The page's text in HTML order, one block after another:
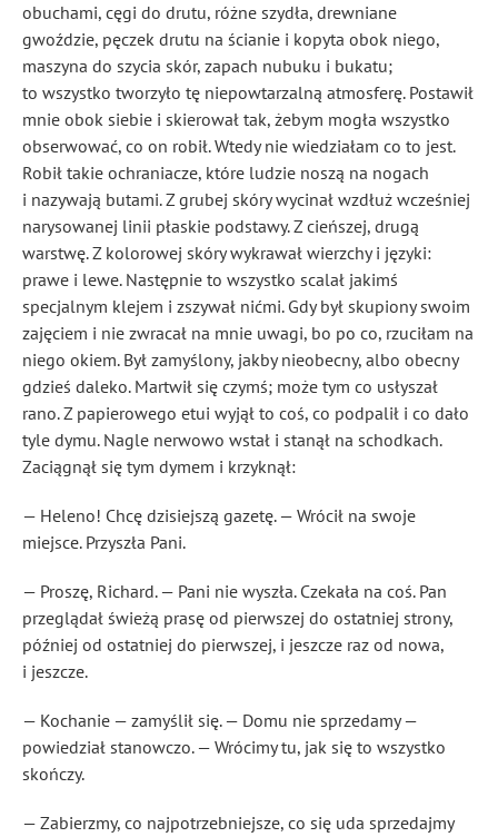
obuchami, cęgi do drutu, różne szydła, drewniane
gwoździe, pęczek drutu na ścianie i kopyta obok niego,
maszyna do szycia skór, zapach nubuku i bukatu;
to wszystko tworzyło tę niepowtarzalną atmosferę. Postawił
mnie obok siebie i skierował tak, żebym mogła wszystko
obserwować, co on robił. Wtedy nie wiedziałam co to jest.
Robił takie ochraniacze, które ludzie noszą na nogach
i nazywają butami. Z grubej skóry wycinał wzdłuż wcześniej
narysowanej linii płaskie podstawy. Z cieńszej, drugą
warstwę. Z kolorowej skóry wykrawał wierzchy i języki:
prawe i lewe. Następnie to wszystko scalał jakimś
specjalnym klejem i zszywał nićmi. Gdy był skupiony swoim
zajęciem i nie zwracał na mnie uwagi, bo po co, rzuciłam na
niego okiem. Był zamyślony, jakby nieobecny, albo obecny
gdzieś daleko. Martwił się czymś; może tym co usłyszał
rano. Z papierowego etui wyjął to coś, co podpalił i co dało
tyle dymu. Nagle nerwowo wstał i stanął na schodkach.
Zaciągnął się tym dymem i krzyknął:
— Heleno! Chcę dzisiejszą gazetę. — Wrócił na swoje
miejsce. Przyszła Pani.
— Proszę, Richard. — Pani nie wyszła. Czekała na coś. Pan
przeglądał świeżą prasę od pierwszej do ostatniej strony,
później od ostatniej do pierwszej, i jeszcze raz od nowa,
i jeszcze.
— Kochanie — zamyślił się. — Domu nie sprzedamy —
powiedział stanowczo. — Wrócimy tu, jak się to wszystko
skończy.
— Zabierzmy, co najpotrzebniejsze, co się uda sprzedajmy